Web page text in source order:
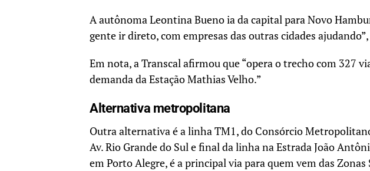
A autônoma Leontina Bueno ia da capital para Novo
gente ir direto, com empresas das outras cidades
Em nota, a Transcal afirmou que “opera o trecho com 327
demanda da Estação Mathias Velho.”
Alternativa metropolitana
Outra alternativa é a linha TM1, do Consórcio
Av. Rio Grande do Sul e final da linha na Estrada João
em Porto Alegre, é a principal via para quem vem das Zonas